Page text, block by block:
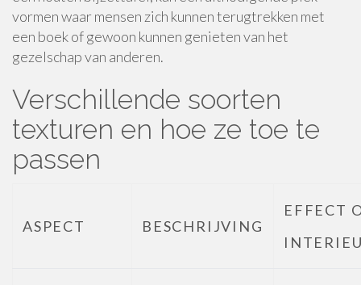
vormen waar mensen zich kunnen terugtrekken met
een boek of gewoon kunnen genieten van het
gezelschap van anderen.
Verschillende soorten
texturen en hoe ze toe te
passen
ASPECT BESCHRIJVING
EFFECT